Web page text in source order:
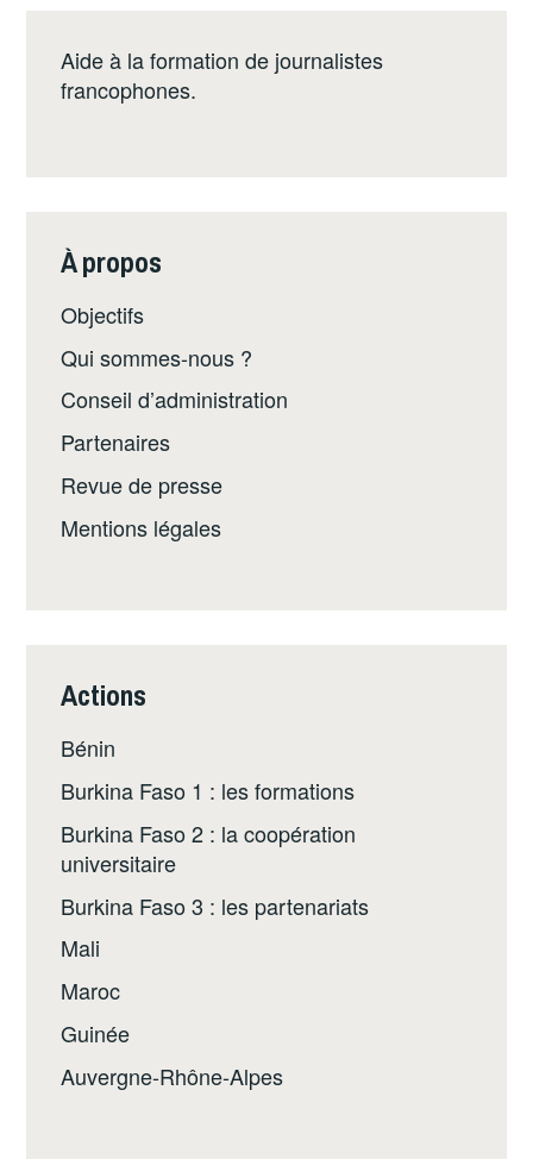
Aide à la formation de journalistes
francophones.
À propos
Objectifs
Qui sommes-nous ?
Conseil d’administration
Partenaires
Revue de presse
Mentions légales
Actions
Bénin
Burkina Faso 1 : les formations
Burkina Faso 2 : la coopération
universitaire
Burkina Faso 3 : les partenariats
Mali
Maroc
Guinée
Auvergne-Rhône-Alpes